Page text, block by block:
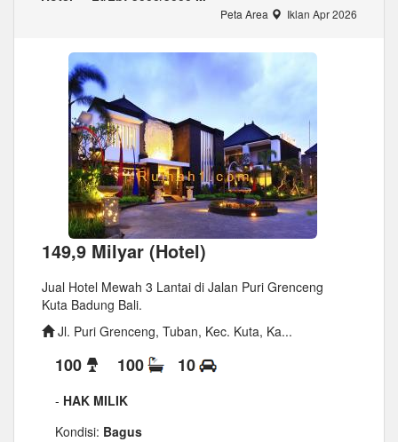
Peta Area Iklan Apr 2026
149,9 Milyar (Hotel)
Jual Hotel Mewah 3 Lantai di Jalan Puri Grenceng
Kuta Badung Bali.
Jl. Puri Grenceng, Tuban, Kec. Kuta, Ka...
100 100 10
- HAK MILIK
Kondisi: Bagus